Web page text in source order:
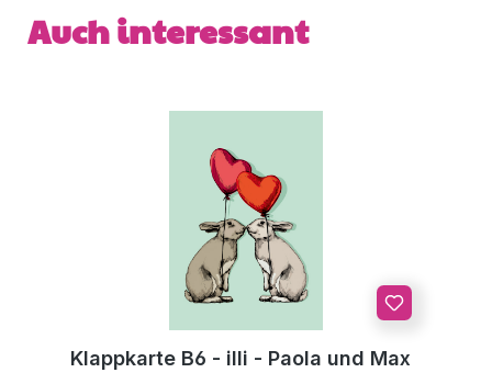
Produktgalerie überspringen
Auch interessant
Klappkarte B6 - illi - Paola und Max